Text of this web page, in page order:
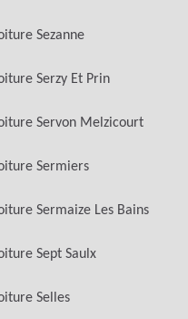
Sezanne
Serzy Et Prin
Servon Melzicourt
Sermiers
Sermaize Les Bains
Sept Saulx
Selles